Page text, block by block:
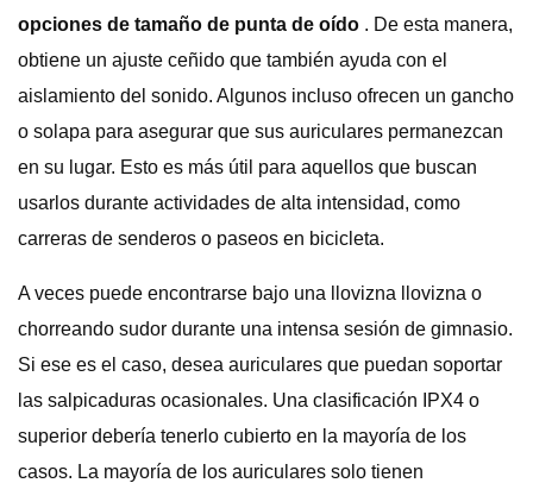
opciones de tamaño de punta de oído . De esta manera,
obtiene un ajuste ceñido que también ayuda con el
aislamiento del sonido. Algunos incluso ofrecen un gancho
o solapa para asegurar que sus auriculares permanezcan
en su lugar. Esto es más útil para aquellos que buscan
usarlos durante actividades de alta intensidad, como
carreras de senderos o paseos en bicicleta.
A veces puede encontrarse bajo una llovizna llovizna o
chorreando sudor durante una intensa sesión de gimnasio.
Si ese es el caso, desea auriculares que puedan soportar
las salpicaduras ocasionales. Una clasificación IPX4 o
superior debería tenerlo cubierto en la mayoría de los
casos. La mayoría de los auriculares solo tienen